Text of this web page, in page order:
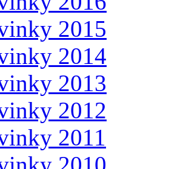
2015
2014
2013
2012
2011